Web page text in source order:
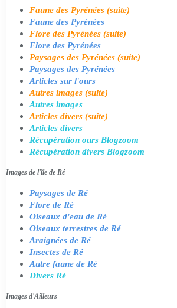
Faune des Pyrénées (suite)
Faune des Pyrénées
Flore des Pyrénées (suite)
Flore des Pyrénées
Paysages des Pyrénées (suite)
Paysages des Pyrénées
Articles sur l'ours
Autres images (suite)
Autres images
Articles divers (suite)
Articles divers
Récupération ours Blogzoom
Récupération divers Blogzoom
Images de l'île de Ré
Paysages de Ré
Flore de Ré
Oiseaux d'eau de Ré
Oiseaux terrestres de Ré
Araignées de Ré
Insectes de Ré
Autre faune de Ré
Divers Ré
Images d'Ailleurs